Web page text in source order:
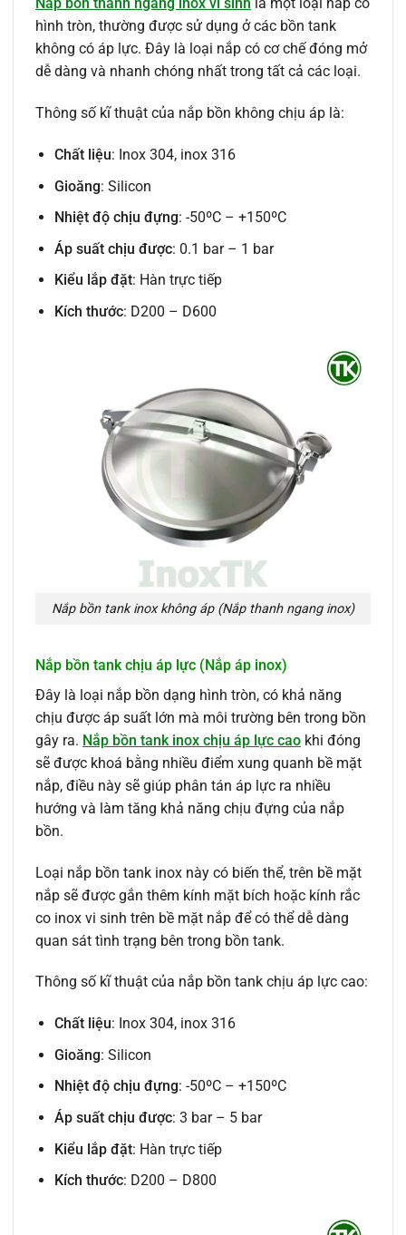
Nắp bồn thanh ngang inox vi sinh là một loại nắp có
hình tròn, thường được sử dụng ở các bồn tank
không có áp lực. Đây là loại nắp có cơ chế đóng mở
dễ dàng và nhanh chóng nhất trong tất cả các loại.
Thông số kĩ thuật của nắp bồn không chịu áp là:
Chất liệu: Inox 304, inox 316
Gioăng: Silicon
Nhiệt độ chịu đựng: -50ºC – +150ºC
Áp suất chịu được: 0.1 bar – 1 bar
Kiểu lắp đặt: Hàn trực tiếp
Kích thước: D200 – D600
Nắp bồn tank inox không áp (Nắp thanh ngang inox)
Nắp bồn tank chịu áp lực (Nắp áp inox)
Đây là loại nắp bồn dạng hình tròn, có khả năng
chịu được áp suất lớn mà môi trường bên trong bồn
gây ra. Nắp bồn tank inox chịu áp lực cao khi đóng
sẽ được khoá bằng nhiều điểm xung quanh bề mặt
nắp, điều này sẽ giúp phân tán áp lực ra nhiều
hướng và làm tăng khả năng chịu đựng của nắp
bồn.
Loại nắp bồn tank inox này có biến thể, trên bề mặt
nắp sẽ được gắn thêm kính mặt bích hoặc kính rắc
co inox vi sinh trên bề mặt nắp để có thể dễ dàng
quan sát tình trạng bên trong bồn tank.
Thông số kĩ thuật của nắp bồn tank chịu áp lực cao:
Chất liệu: Inox 304, inox 316
Gioăng: Silicon
Nhiệt độ chịu đựng: -50ºC – +150ºC
Áp suất chịu được: 3 bar – 5 bar
Kiểu lắp đặt: Hàn trực tiếp
Kích thước: D200 – D800